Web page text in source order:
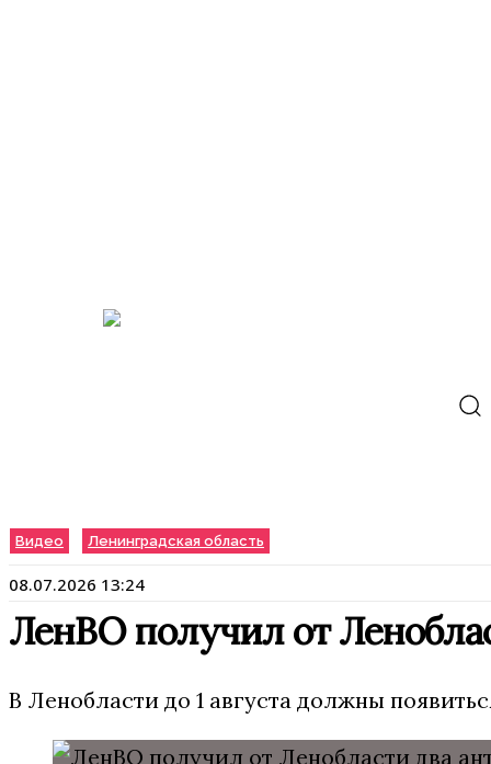
Видео Ленинградская область
08.07.2026 13:24
ЛенВО получил от
В Ленобласти до 1 августа должны